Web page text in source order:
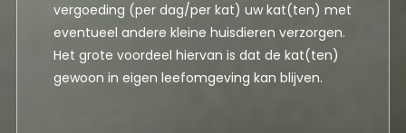
vergoeding (per dag/per kat) uw kat(ten) met
eventueel andere kleine huisdieren verzorgen.
Het grote voordeel hiervan is dat de kat(ten)
gewoon in eigen leefomgeving kan blijven.